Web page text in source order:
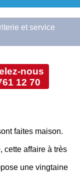
et service
nous
12 70
faites maison.
cette affaire à très
une vingtaine